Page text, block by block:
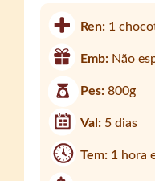
Ren: 1
Emb: Não
Pes:800g
Val: 5 dias
Tem: 1 hora